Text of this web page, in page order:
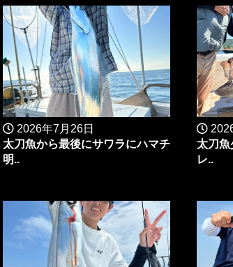
2026年7月26日
太刀魚から最後にサワラにハマチ
明..
太刀
レ..